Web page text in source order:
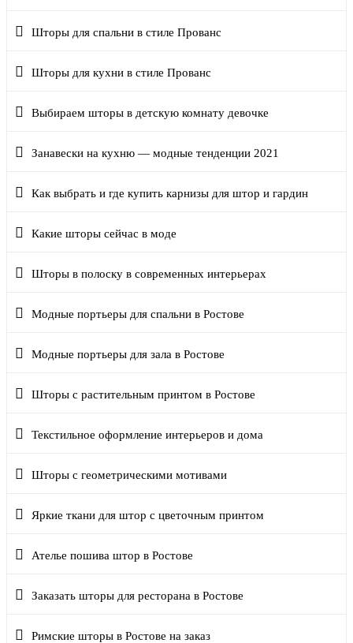
Шторы для спальни в стиле Прованс
Шторы для кухни в стиле Прованс
Выбираем шторы в детскую комнату девочке
Занавески на кухню — модные тенденции 2021
Как выбрать и где купить карнизы для штор и гардин
Какие шторы сейчас в моде
Шторы в полоску в современных интерьерах
Модные портьеры для спальни в Ростове
Модные портьеры для зала в Ростове
Шторы с растительным принтом в Ростове
Текстильное оформление интерьеров и дома
Шторы с геометрическими мотивами
Яркие ткани для штор с цветочным принтом
Ателье пошива штор в Ростове
Заказать шторы для ресторана в Ростове
Римские шторы в Ростове на заказ